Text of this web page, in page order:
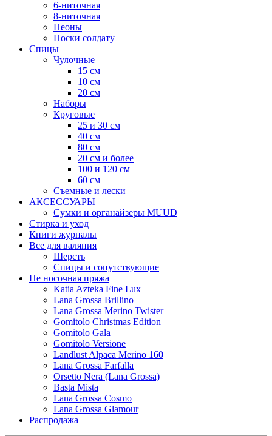
6-ниточная
8-ниточная
Неоны
Носки солдату
Спицы
Чулочные
15 см
10 см
20 см
Наборы
Круговые
25 и 30 см
40 см
80 см
20 см и более
100 и 120 см
60 см
Съемные и лески
АКСЕССУАРЫ
Сумки и органайзеры MUUD
Стирка и уход
Книги журналы
Все для валяния
Шерсть
Спицы и сопутствующие
Не носочная пряжа
Katia Azteka Fine Lux
Lana Grossa Brillino
Lana Grossa Merino Twister
Gomitolo Christmas Edition
Gomitolo Gala
Gomitolo Versione
Landlust Alpaca Merino 160
Lana Grossa Farfalla
Orsetto Nera (Lana Grossa)
Basta Mista
Lana Grossa Cosmo
Lana Grossa Glamour
Распродажа